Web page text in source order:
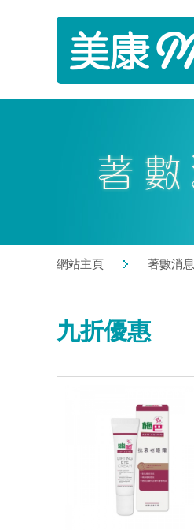
網站主頁 著數消息
九折優惠